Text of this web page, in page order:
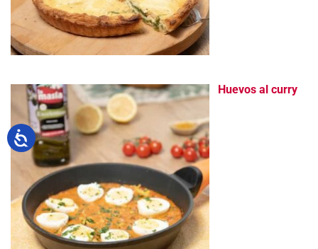
Huevos al curry